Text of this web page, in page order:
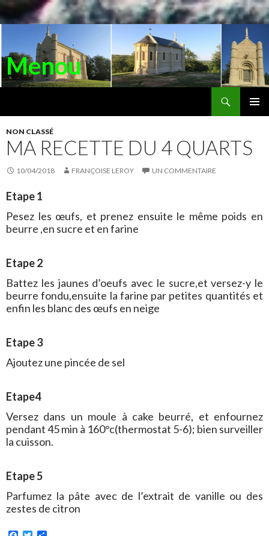
Menou
AU
CONTENU
NON CLASSÉ
MA RECETTE DU 4 QUARTS
10/04/2018 FRANÇOISE LEROY UN COMMENTAIRE
Etape 1
Pesez les œufs, et prenez ensuite le même poids en
beurre ,en sucre et en farine
Etape 2
Battez les jaunes d’oeufs avec le sucre,et versez-y le
beurre fondu,ensuite la farine par petites quantités et
enfin les blanc des œufs en neige
Etape 3
Ajoutez une pincée de sel
Etape4
Versez dans un moule à cake beurré, et enfournez
pendant 45 min à 160°c(thermostat 5-6); bien surveiller
la cuisson.
Etape 5
Parfumez la pâte avec de l’extrait de vanille ou des
zestes de citron